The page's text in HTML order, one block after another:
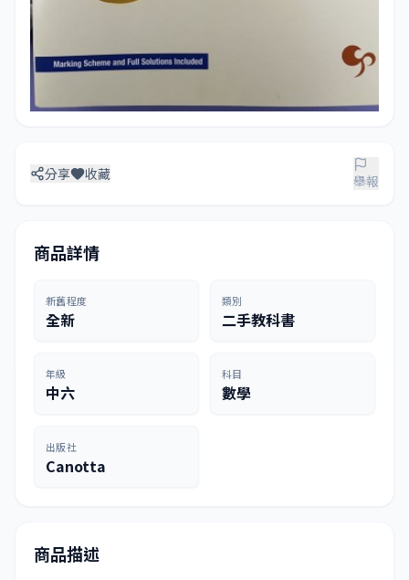
分享 收藏 舉報
商品詳情
新舊程度
全新
類別
二手教科書
年級
中六
科目
數學
出版社
Canotta
商品描述